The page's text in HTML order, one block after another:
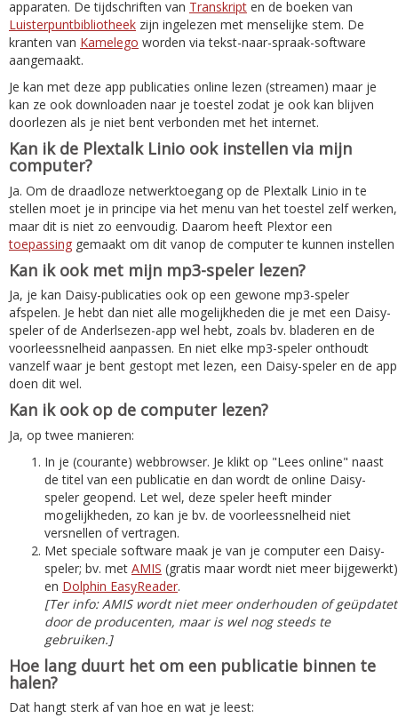
apparaten. De tijdschriften van Transkript en de boeken van
Luisterpuntbibliotheek zijn ingelezen met menselijke stem. De
kranten van Kamelego worden via tekst-naar-spraak-software
aangemaakt.
Je kan met deze app publicaties online lezen (streamen) maar je
kan ze ook downloaden naar je toestel zodat je ook kan blijven
doorlezen als je niet bent verbonden met het internet.
Kan ik de Plextalk Linio ook instellen via mijn
computer?
Ja. Om de draadloze netwerktoegang op de Plextalk Linio in te
stellen moet je in principe via het menu van het toestel zelf werken,
maar dit is niet zo eenvoudig. Daarom heeft Plextor een
toepassing gemaakt om dit vanop de computer te kunnen instellen
Kan ik ook met mijn mp3-speler lezen?
Ja, je kan Daisy-publicaties ook op een gewone mp3-speler
afspelen. Je hebt dan niet alle mogelijkheden die je met een Daisy-
speler of de Anderlsezen-app wel hebt, zoals bv. bladeren en de
voorleessnelheid aanpassen. En niet elke mp3-speler onthoudt
vanzelf waar je bent gestopt met lezen, een Daisy-speler en de app
doen dit wel.
Kan ik ook op de computer lezen?
Ja, op twee manieren:
In je (courante) webbrowser. Je klikt op "Lees online" naast
de titel van een publicatie en dan wordt de online Daisy-
speler geopend. Let wel, deze speler heeft minder
mogelijkheden, zo kan je bv. de voorleessnelheid niet
versnellen of vertragen.
Met speciale software maak je van je computer een Daisy-
speler; bv. met AMIS (gratis maar wordt niet meer bijgewerkt)
en Dolphin EasyReader.
[Ter info: AMIS wordt niet meer onderhouden of geüpdatet
door de producenten, maar is wel nog steeds te
gebruiken.]
Hoe lang duurt het om een publicatie binnen te
halen?
Dat hangt sterk af van hoe en wat je leest: